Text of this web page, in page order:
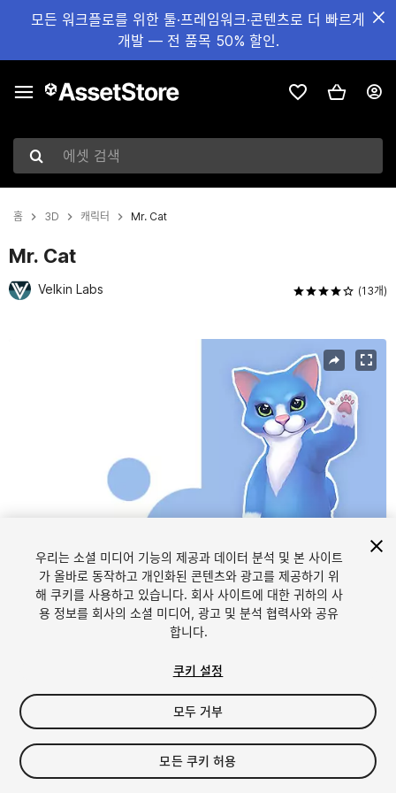
모든 워크플로를 위한 툴·프레임워크·콘텐츠로 더 빠르게
개발 — 전 품목 50% 할인.
에셋 검색
홈 3D 캐릭터 Mr. Cat
Mr. Cat
Velkin Labs (13개)
/2
$4.99
우리는 소셜 미디어 기능의 제공과 데이터 분석 및 본 사이트
가 올바로 동작하고 개인화된 콘텐츠와 광고를 제공하기 위
해 쿠키를 사용하고 있습니다. 회사 사이트에 대한 귀하의 사
용 정보를 회사의 소셜 미디어, 광고 및 분석 협력사와 공유
합니다.
쿠키 설정
모두 거부
모든 쿠키 허용